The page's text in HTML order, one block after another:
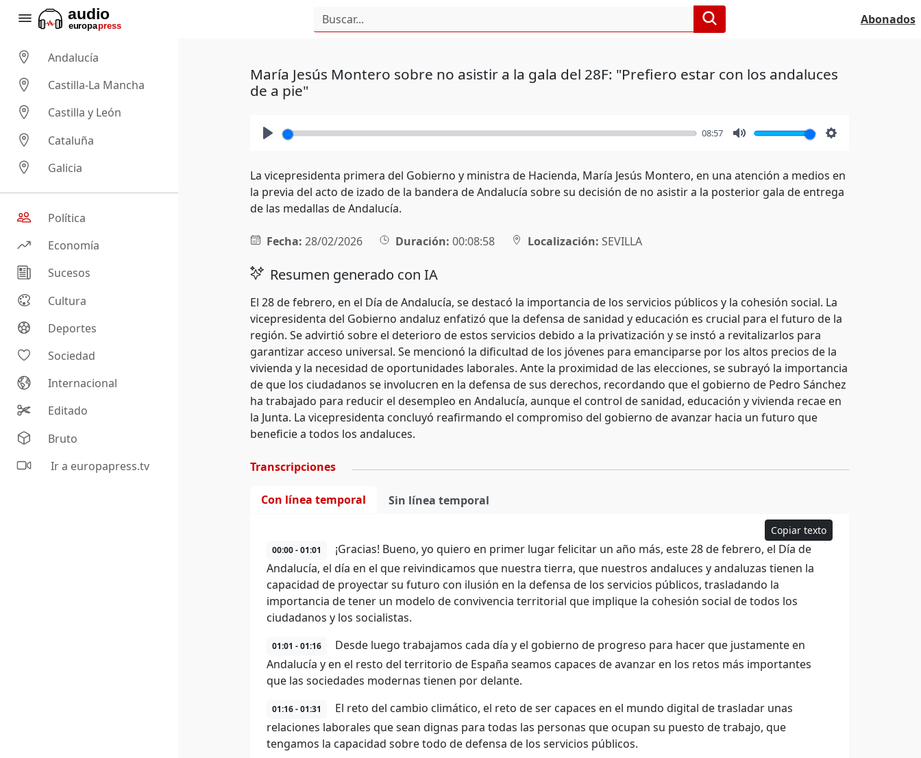
Abonados
Andalucía
Castilla-La Mancha
Castilla y León
Cataluña
Galicia
Política
Economía
Sucesos
Cultura
Deportes
Sociedad
Internacional
Editado
Bruto
Ir a europapress.tv
María Jesús Montero sobre no asistir a la gala del 28F: "Prefiero estar con los andaluces
de a pie"
08:57
La vicepresidenta primera del Gobierno y ministra de Hacienda, María Jesús Montero, en una atención a medios en
la previa del acto de izado de la bandera de Andalucía sobre su decisión de no asistir a la posterior gala de entrega
de las medallas de Andalucía.
Fecha: 28/02/2026 Duración: 00:08:58 Localización: SEVILLA
Resumen generado con IA
El 28 de febrero, en el Día de Andalucía, se destacó la importancia de los servicios públicos y la cohesión social. La
vicepresidenta del Gobierno andaluz enfatizó que la defensa de sanidad y educación es crucial para el futuro de la
región. Se advirtió sobre el deterioro de estos servicios debido a la privatización y se instó a revitalizarlos para
garantizar acceso universal. Se mencionó la dificultad de los jóvenes para emanciparse por los altos precios de la
vivienda y la necesidad de oportunidades laborales. Ante la proximidad de las elecciones, se subrayó la importancia
de que los ciudadanos se involucren en la defensa de sus derechos, recordando que el gobierno de Pedro Sánchez
ha trabajado para reducir el desempleo en Andalucía, aunque el control de sanidad, educación y vivienda recae en
la Junta. La vicepresidenta concluyó reafirmando el compromiso del gobierno de avanzar hacia un futuro que
beneficie a todos los andaluces.
Transcripciones
Con línea temporal Sin línea temporal
Copiar texto
00:00 - 01:01
¡Gracias! Bueno, yo quiero en primer lugar felicitar un año más, este 28 de febrero, el Día de
Andalucía, el día en el que reivindicamos que nuestra tierra, que nuestros andaluces y andaluzas tienen la
capacidad de proyectar su futuro con ilusión en la defensa de los servicios públicos, trasladando la
importancia de tener un modelo de convivencia territorial que implique la cohesión social de todos los
ciudadanos y los socialistas.
01:01 - 01:16
Desde luego trabajamos cada día y el gobierno de progreso para hacer que justamente en
Andalucía y en el resto del territorio de España seamos capaces de avanzar en los retos más importantes
que las sociedades modernas tienen por delante.
01:16 - 01:31
El reto del cambio climático, el reto de ser capaces en el mundo digital de trasladar unas
relaciones laborales que sean dignas para todas las personas que ocupan su puesto de trabajo, que
tengamos la capacidad sobre todo de defensa de los servicios públicos.